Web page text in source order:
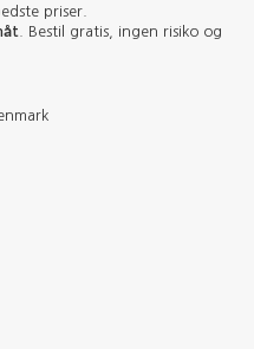
priser.
. Bestil gratis, ingen risiko og